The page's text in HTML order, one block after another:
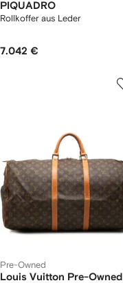
PIQUADRO
Rollkoffer aus Leder
7.042 €
Pre-Owned
Louis Vuitton Pre-Owned